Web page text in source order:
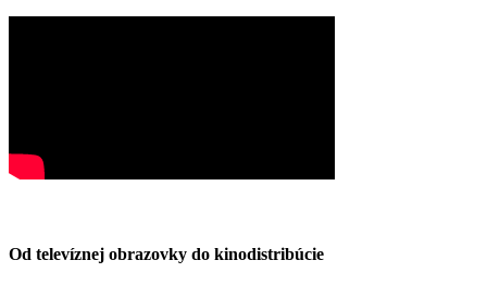
Od televíznej obrazovky do kinodistribúcie